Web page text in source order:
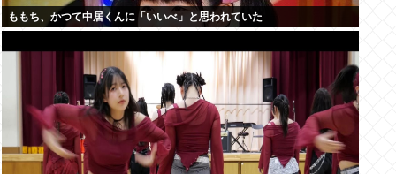
ももち、かつて中居くんに「いいべ」と思われていた